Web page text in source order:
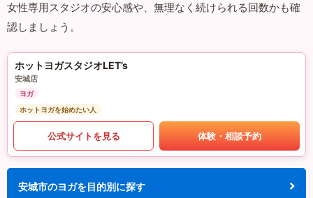
女性専用スタジオの安心感や、無理なく続けられる回数かも確
認しましょう。
ホットヨガスタジオLET’s
安城店
ヨガ
ホットヨガを始めたい人
公式サイトを見る 体験・相談予約
安城市のヨガを目的別に探す